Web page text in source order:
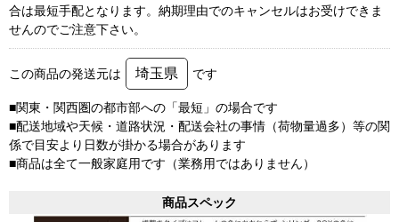
合は最短手配となります。納期理由でのキャンセルはお受けできま
せんのでご注意下さい。
この商品の発送元は 埼玉県 です
■関東・関西圏の都市部への「最短」の場合です
■配送地域や天候・道路状況・配送会社の事情（荷物量過多）等の関
係で目安より日数が掛かる場合があります
■商品は全て一般家庭用です（業務用ではありません）
商品スペック